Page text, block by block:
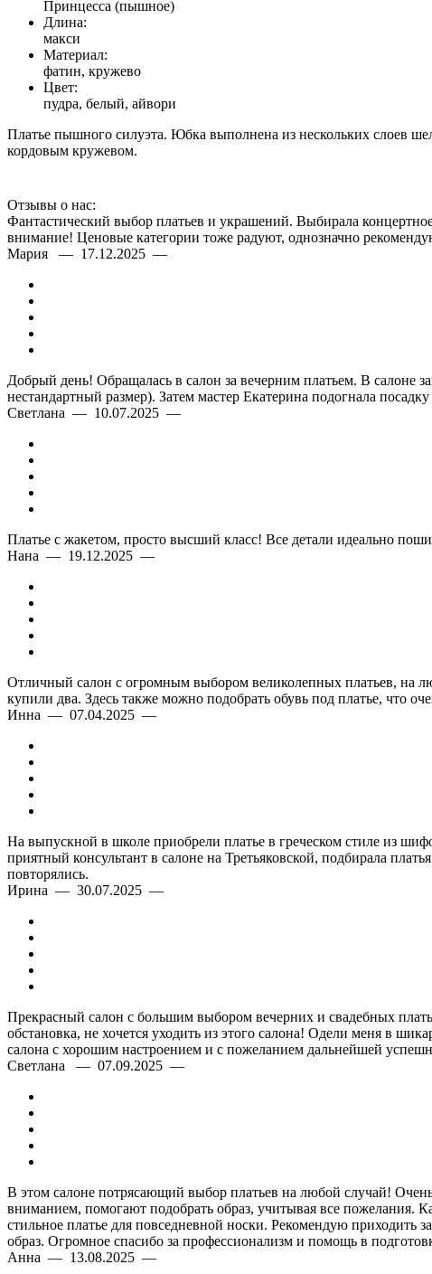
Принцесса (пышное)
Длина:
макси
Материал:
фатин, кружево
Цвет:
пудра, белый, айвори
Платье пышного силуэта. Юбка выполнена из нескольких слоев
кордовым кружевом.
Отзывы о нас:
Фантастический выбор платьев и украшений. Выбирала
внимание! Ценовые категории тоже радуют, однозначно
Мария — 17.12.2025 —
Добрый день! Обращалась в салон за вечерним платьем. В салоне
нестандартный размер). Затем мастер Екатерина подогнала
Светлана — 10.07.2025 —
Платье с жакетом, просто высший класс! Все детали идеально
Нана — 19.12.2025 —
Отличный салон с огромным выбором великолепных платьев, на
купили два. Здесь также можно подобрать обувь под платье, что
Инна — 07.04.2025 —
На выпускной в школе приобрели платье в греческом стиле из
приятный консультант в салоне на Третьяковской, подбирала
повторялись.
Ирина — 30.07.2025 —
Прекрасный салон с большим выбором вечерних и свадебных
обстановка, не хочется уходить из этого салона! Одели меня в
салона с хорошим настроением и с пожеланием дальнейшей
Светлана — 07.09.2025 —
В этом салоне потрясающий выбор платьев на любой случай! Очень
вниманием, помогают подобрать образ, учитывая все пожелания.
стильное платье для повседневной носки. Рекомендую приходить
образ. Огромное спасибо за профессионализм и помощь в
Анна — 13.08.2025 —